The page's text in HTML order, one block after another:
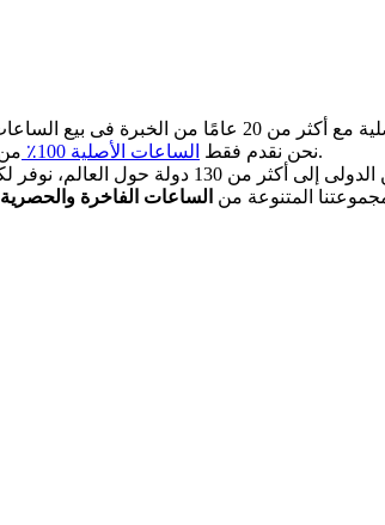
نحن نقدم فقط الساعات الأصلیة 100٪
من أرقى العلامات التجاریة العالمیة.
المتنوعة من الساعات الفاخرة والحصریة